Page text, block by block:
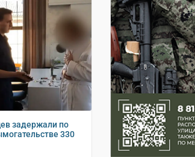
задержали по
330